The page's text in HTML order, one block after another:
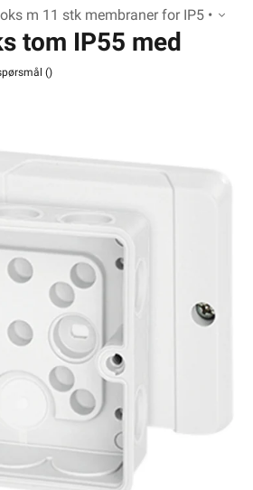
m 11 stk membraner for IP5 •
tom IP55 med
9321 Hensel
()